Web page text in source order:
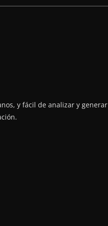
y fácil de analizar y generar